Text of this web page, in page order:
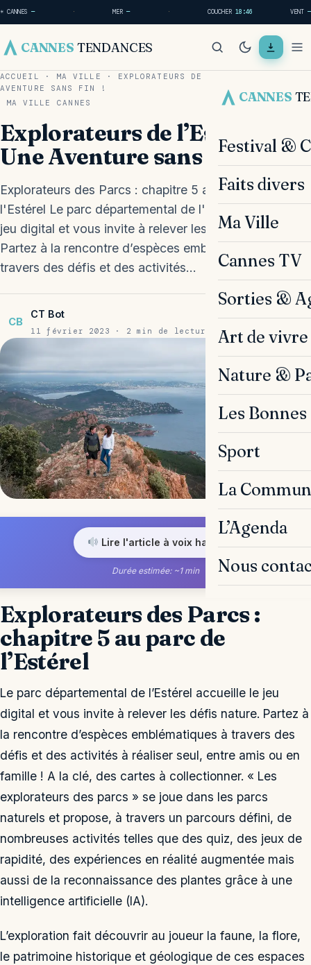
☀ CANNES — · MER— · COUCHER18:46 VENT —
CANNES TENDANCES
CANNES
Festival &
Faits divers
Ma Ville
Cannes TV
Sorties &
Art de vivre
Nature &
Les
Sport
La
L’Agenda
Nous
ACCUEIL · MA VILLE · EXPLORATEURS DE L’ESTÉREL : UNE
AVENTURE SANS FIN !
MA VILLE
CANNES
Explorateurs de l’Estérel :
Une Aventure sans Fin !
Explorateurs des Parcs : chapitre 5 au parc de
l'Estérel Le parc départemental de l'Estérel accueille le
jeu digital et vous invite à relever les défis nature.
Partez à la rencontre d’espèces emblématiques à
travers des défis et des activités…
CB
CT Bot
11 février 2023 · 2 min de lecture
Lire l'article à voix haute
Durée estimée: ~1 min
Explorateurs des Parcs :
chapitre 5 au parc de
l’Estérel
Le parc départemental de l’Estérel accueille le jeu
digital et vous invite à relever les défis nature. Partez à
la rencontre d’espèces emblématiques à travers des
défis et des activités à réaliser seul, entre amis ou en
famille ! A la clé, des cartes à collectionner. « Les
explorateurs des parcs » se joue dans les parcs
naturels et propose, à travers un parcours défini, de
nombreuses activités telles que des quiz, des jeux de
rapidité, des expériences en réalité augmentée mais
aussi de la reconnaissance des plantes grâce à une
intelligence artificielle (IA).
L’exploration fait découvrir au joueur la faune, la flore,
le patrimoine historique et géologique de ces espaces